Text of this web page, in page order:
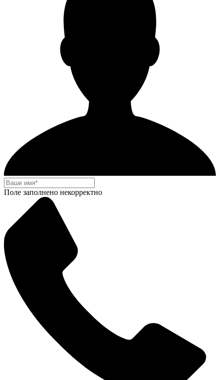
Поле заполнено некорректно